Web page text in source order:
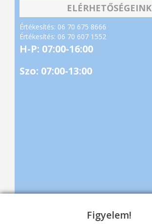
ELÉRHETŐSÉGEINK
Értékesítés: 06 70 675 8666
Értékesítés: 06 70 607 1552
H-P: 07:00-16:00
Szo: 07:00-13:00
Figyelem!